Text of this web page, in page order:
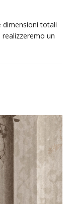
dimensioni totali
un